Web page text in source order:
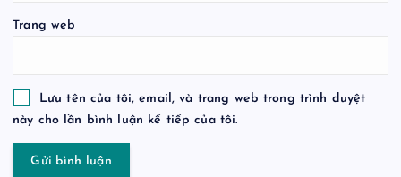
Trang web
Lưu tên của tôi, email, và trang web trong trình duyệt
này cho lần bình luận kế tiếp của tôi.